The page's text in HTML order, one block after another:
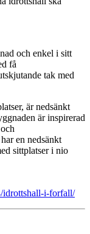
och enkel i sitt
få
tak med
är nedsänkt
är inspirerad
en nedsänkt
sittplatser i nio
idrottshall-i-forfall/